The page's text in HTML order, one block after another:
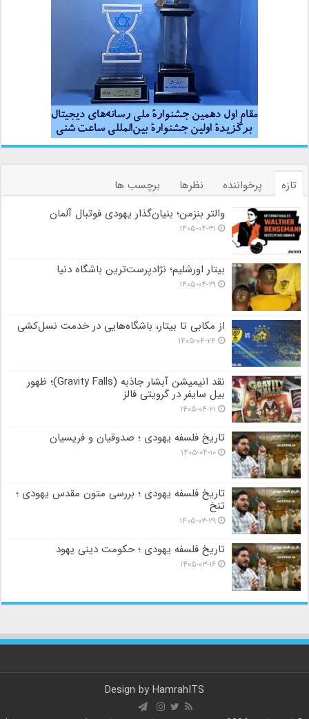
تازه پرخواننده نظرها
برچسب ها
والتر بنزمن؛ بنیان‌گذار یهودی فوتبال آلمان
۱۴۰۵-۰۴-۳۱
بیتار اورشلیم؛ نژادپرست‌ترین باشگاه دنیا
۱۴۰۵-۰۴-۲۹
از مکابی تا بیتار، باشگاه‌هایی در خدمت نسل‌کشی
۱۴۰۵-۰۴-۲۴
نقد انیمیشن آبشار جاذبه (Gravity Falls)؛ ظهور
بیل سایفر در گرویتی فالز
۱۴۰۵-۰۴-۲۱
تاریخ فلسفه یهودی ؛ صدوقیان و فریسیان
۱۴۰۵-۰۴-۱۰
تاریخ فلسفه یهودی ؛ بررسی متون مقدس یهودی ؛
تنخ
۱۴۰۵-۰۳-۲۹
تاریخ فلسفه یهودی ؛ حکومت دینی یهود
۱۴۰۵-۰۳-۱۶
Design by HamrahITS